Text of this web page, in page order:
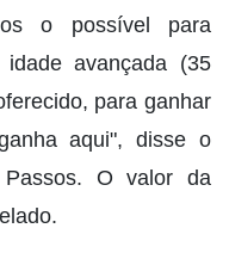
o possível para
avançada (35
para ganhar
aqui", disse o
O valor da